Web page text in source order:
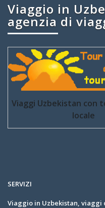
Viaggio in
agenzia di
Viaggi Uzbekistan con
locale
SERVIZI
Viaggio in Uzbekistan,